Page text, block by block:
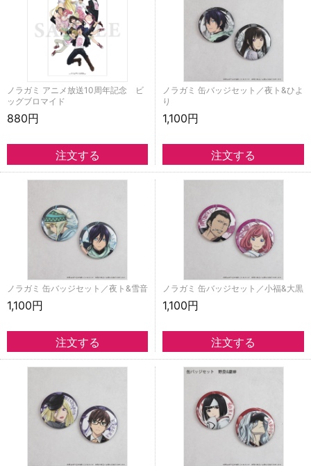
ノラガミ アニメ放送10周年記念 ビ
ッグブロマイド
880円
ノラガミ 缶バッジセット／夜ト&ひよ
り
1,100円
ノラガミ 缶バッジセット／夜ト&雪音
1,100円
ノラガミ 缶バッジセット／小福&大黒
1,100円